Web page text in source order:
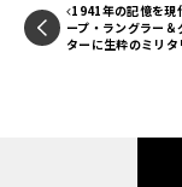
1941年の記憶を現
ープ・ラングラー＆
ターに生粋のミリ